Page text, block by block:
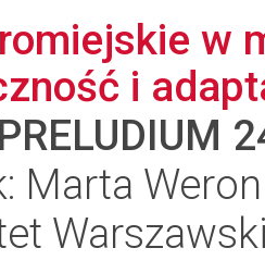
w
i
PRELUDIUM
Marta